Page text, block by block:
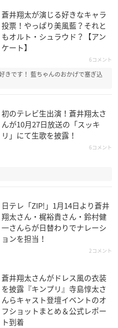
蒼井翔太が演じる好きなキャラ
投票！やっぱり美風藍？それと
もオルト・シュラウド？【アン
ケート】
6コメント
きです！ 藍ちゃんのおかげで塞ぎ込
初のテレビ生出演！蒼井翔太さ
んが10月27日放送の「スッキ
リ」にて生歌を披露！
6コメント
日テレ「ZIP!」1月14日より蒼井
翔太さん・梶裕貴さん・鈴村健
一さんらが日替わりでナレーシ
ョンを担当！
2コメント
蒼井翔太さんがドレス風の衣装
を披露『キンプリ』寺島惇太さ
んらキャスト登壇イベントのオ
フショットまとめ＆公式レポー
ト到着